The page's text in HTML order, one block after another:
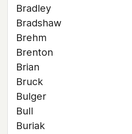
Bradley
Bradshaw
Brehm
Brenton
Brian
Bruck
Bulger
Bull
Buriak